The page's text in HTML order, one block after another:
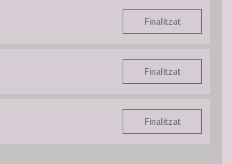
Finalitzat
Finalitzat
Finalitzat